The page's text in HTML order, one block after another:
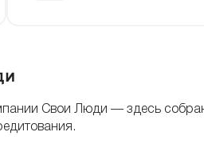
Свои Люди — здесь